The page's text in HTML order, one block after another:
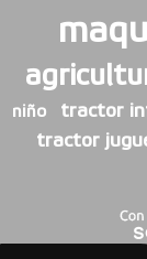
niño tractor
tractor